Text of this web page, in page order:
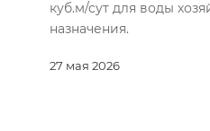
27 мая 2026
куб.м/сут для воды
назначения.